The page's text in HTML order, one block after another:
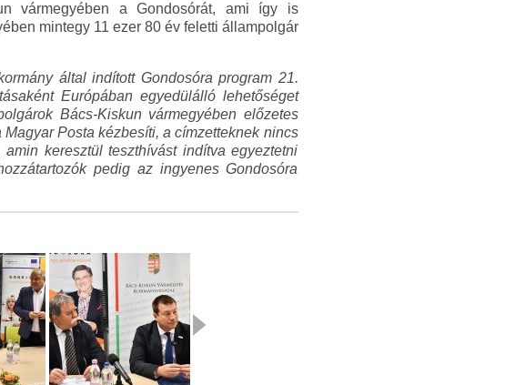
vármegyében a Gondosórát, ami így is
mintegy 11 ezer 80 év feletti állampolgár
által indított Gondosóra program 21.
Európában egyedülálló lehetőséget
Bács-Kiskun vármegyében előzetes
Posta kézbesíti, a címzetteknek nincs
keresztül teszthívást indítva egyeztetni
pedig az ingyenes Gondosóra